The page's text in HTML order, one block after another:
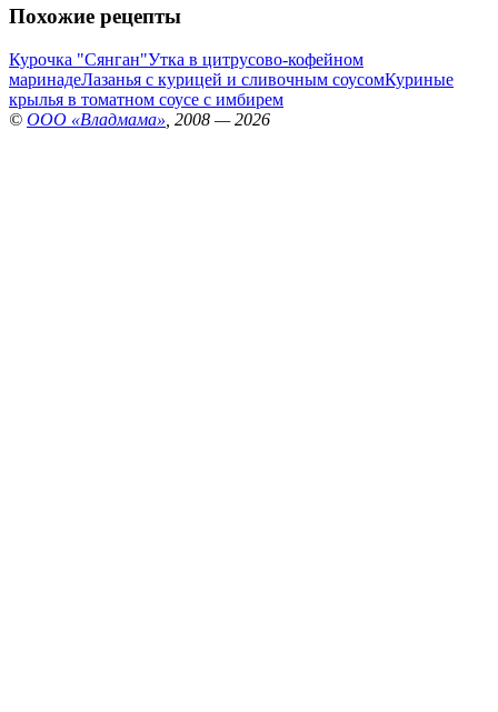
Похожие рецепты
Курочка "Сянган"Утка в цитрусово-кофейном
маринадеЛазанья с курицей и сливочным соусомКуриные
крылья в томатном соусе с имбирем
© ООО «Владмама» , 2008 — 2026